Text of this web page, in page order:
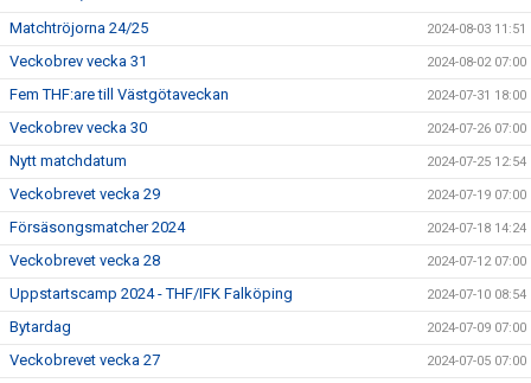
Matchtröjorna 24/25 2024-08-03 11:51
Veckobrev vecka 31 2024-08-02 07:00
Fem THF:are till Västgötaveckan 2024-07-31 18:00
Veckobrev vecka 30 2024-07-26 07:00
Nytt matchdatum 2024-07-25 12:54
Veckobrevet vecka 29 2024-07-19 07:00
Försäsongsmatcher 2024 2024-07-18 14:24
Veckobrevet vecka 28 2024-07-12 07:00
Uppstartscamp 2024 - THF/IFK Falköping 2024-07-10 08:54
Bytardag 2024-07-09 07:00
Veckobrevet vecka 27 2024-07-05 07:00